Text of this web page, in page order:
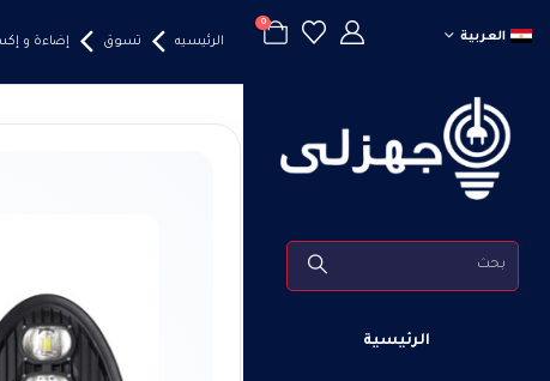
العربية
0
الرئيسية
الرئيسيه تسوق إضاءة و